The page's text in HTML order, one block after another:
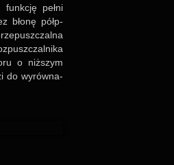
pełni
błonę półp­
o niższym
do wyrów­na­